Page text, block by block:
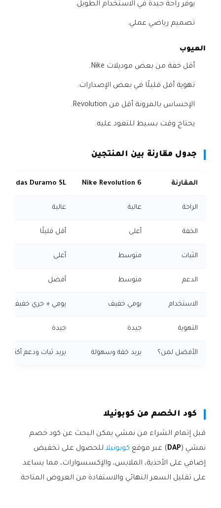
يوفر راحة جيدة في الاستخدام الطويل.
تصميم رياضي عملي.
العيوب
أقل خفة من بعض موديلات Nike.
تهوية أقل قليلًا في بعض الإصدارات.
الإحساس بالمرونة أقل من Revolution.
يحتاج وقت بسيط للتعود عليه.
جدول مقارنة بين المنتجين
المقارنة Nike Revolution 6
Adidas Duramo SL
الراحة عالية عالية
الخفة أعلى أقل قليلًا
الثبات متوسط أعلى
الدعم متوسط أفضل
الاستخدام يومي خفيف يومي + جري خفيف
التهوية جيدة جيدة
الأفضل لمن؟ يريد خفة وسهولة يريد ثبات ودعم أكثر
كود الخصم من كوبونيلا
قبل إتمام الشراء من نمشي يمكن البحث عن كود خصم
نمشي (DAP) عبر موقع كوبونيلا للحصول على تخفيض
إضافي على الأحذية، الملابس، والإكسسوارات، مما يساعد
على تقليل السعر النهائي والاستفادة من العروض المتاحة.